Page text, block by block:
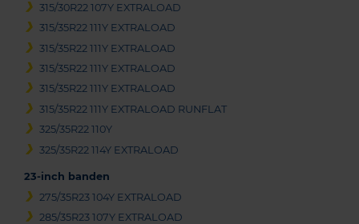
315/30R22 107Y EXTRALOAD
315/35R22 111Y EXTRALOAD
315/35R22 111Y EXTRALOAD
315/35R22 111Y EXTRALOAD
315/35R22 111Y EXTRALOAD
315/35R22 111Y EXTRALOAD RUNFLAT
325/35R22 110Y
325/35R22 114Y EXTRALOAD
23-inch banden
275/35R23 104Y EXTRALOAD
285/35R23 107Y EXTRALOAD